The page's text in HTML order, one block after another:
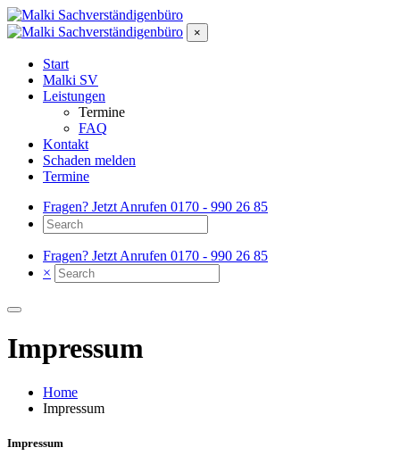
×
Start
Malki SV
Leistungen
Termine
FAQ
Kontakt
Schaden melden
Termine
Fragen? Jetzt Anrufen 0170 - 990 26 85
Fragen? Jetzt Anrufen 0170 - 990 26 85
×
Impressum
Home
Impressum
Impressum